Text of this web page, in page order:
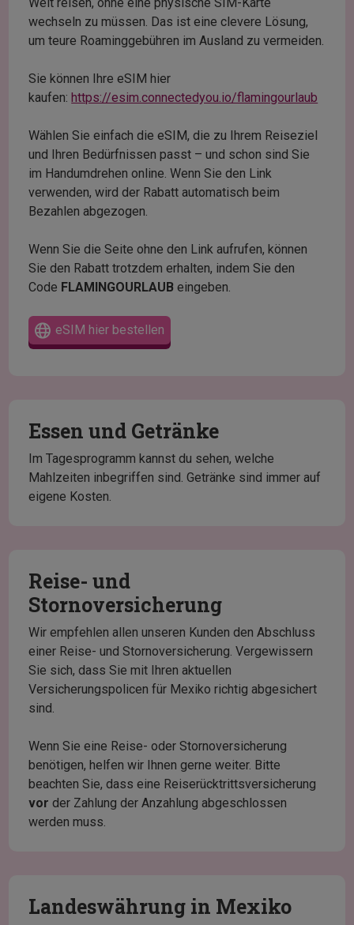
wechseln zu müssen. Das ist eine clevere Lösung,
um teure Roaminggebühren im Ausland zu vermeiden.
Sie können Ihre eSIM hier
kaufen:https://esim.connectedyou.io/flamingourlaub
Wählen Sie einfach die eSIM, die zu Ihrem Reiseziel
und Ihren Bedürfnissen passt – und schon sind Sie
im Handumdrehen online. Wenn Sie den Link
verwenden, wird der Rabatt automatisch beim
Bezahlen abgezogen.
Wenn Sie die Seite ohne den Link aufrufen, können
Sie den Rabatt trotzdem erhalten, indem Sie den
Code FLAMINGOURLAUB eingeben.
eSIM hier bestellen
Essen und Getränke
Im Tagesprogramm kannst du sehen, welche
Mahlzeiten inbegriffen sind. Getränke sind immer auf
eigene Kosten.
Reise- und
Stornoversicherung
Wir empfehlen allen unseren Kunden den Abschluss
einer Reise- und Stornoversicherung. Vergewissern
Sie sich, dass Sie mit Ihren aktuellen
Versicherungspolicen für Mexiko richtig abgesichert
sind.
Wenn Sie eine Reise- oder Stornoversicherung
benötigen, helfen wir Ihnen gerne weiter. Bitte
beachten Sie, dass eine Reiserücktrittsversicherung
vorder Zahlung der Anzahlung abgeschlossen
werden muss.
Landeswährung in Mexiko